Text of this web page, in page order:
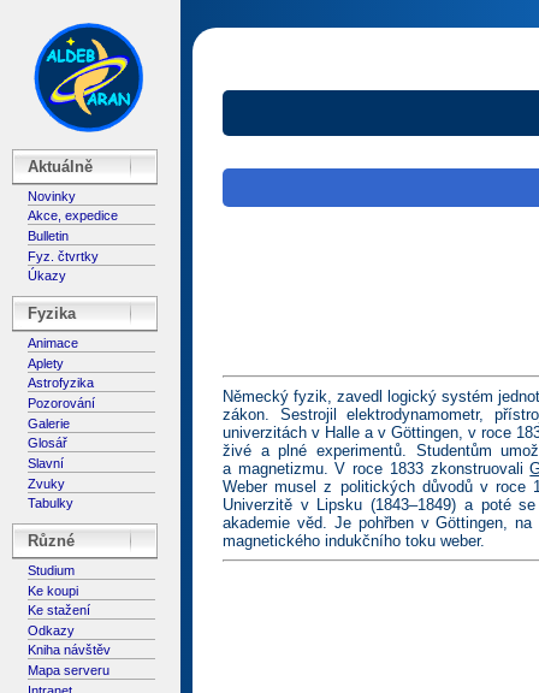
Aktuálně
Novinky
Akce, expedice
Bulletin
Fyz. čtvrtky
Úkazy
Fyzika
Animace
Aplety
Astrofyzika
Pozorování
Galerie
Glosář
Slavní
Zvuky
Tabulky
Různé
Studium
Ke koupi
Ke stažení
Odkazy
Kniha návštěv
Mapa serveru
Německý fyzik, zavedl logický systém
zákon. Sestrojil elektrodynamometr,
univerzitách v Halle a v Göttingen, v roce
živé a plné experimentů. Studentům
a magnetizmu. V roce 1833 zkonstruovali
Weber musel z politických důvodů v roce
Univerzitě v Lipsku (1843–1849) a poté
akademie věd. Je pohřben v Göttingen,
magnetického indukčního toku weber.